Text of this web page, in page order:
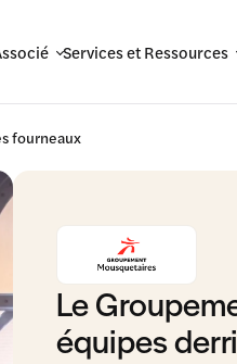
Services et Ressources
fourneaux
Le
équipes